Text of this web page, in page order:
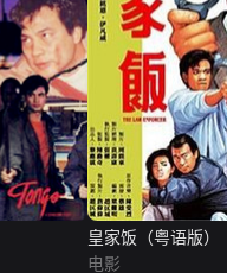
皇家饭（粤语版）
电影